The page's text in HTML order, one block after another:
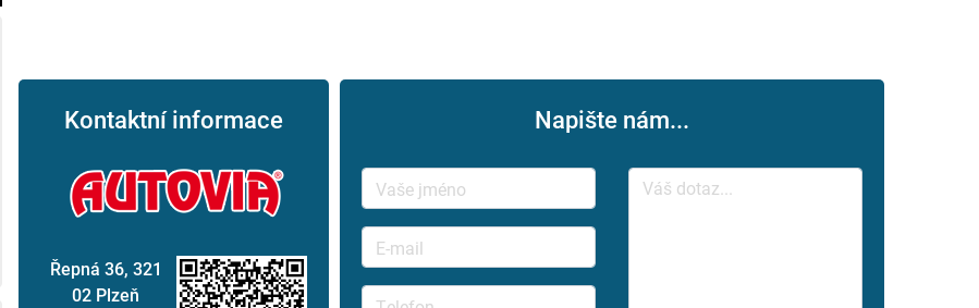
Kontaktní informace
Řepná 36, 321
02 Plzeň
Napište nám...